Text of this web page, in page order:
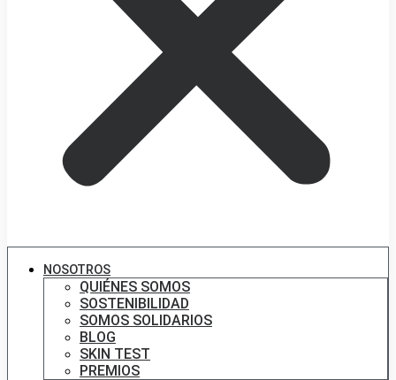
NOSOTROS
QUIÉNES SOMOS
SOSTENIBILIDAD
SOMOS SOLIDARIOS
BLOG
SKIN TEST
PREMIOS